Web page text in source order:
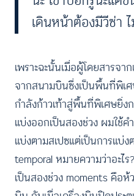
เดินหน้าต้องมีวีซ่า
เพราะฉะนั้นเมื่อผู้โดยสารจ
จากสนามบินซึ่งเป็นพื้นที่พิเศ
กำลังก้าวเท้าสู่พื้นที่พิเศษยิ่ง
แบ่งออกเป็นสองช่วง ผมใช้ค
แบ่งตามสเปซแต่เป็นการแบ่ง
temporal หมายความว่าอะ
เป็นสองช่วง moments คือ